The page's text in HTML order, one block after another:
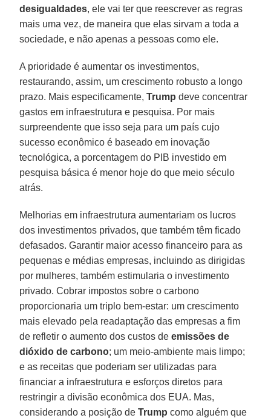
desigualdades, ele vai ter que reescrever as regras
mais uma vez, de maneira que elas sirvam a toda a
sociedade, e não apenas a pessoas como ele.
A prioridade é aumentar os investimentos,
restaurando, assim, um crescimento robusto a longo
prazo. Mais especificamente,Trump deve concentrar
gastos em infraestrutura e pesquisa. Por mais
surpreendente que isso seja para um país cujo
sucesso econômico é baseado em inovação
tecnológica, a porcentagem do PIB investido em
pesquisa básica é menor hoje do que meio século
atrás.
Melhorias em infraestrutura aumentariam os lucros
dos investimentos privados, que também têm ficado
defasados. Garantir maior acesso financeiro para as
pequenas e médias empresas, incluindo as dirigidas
por mulheres, também estimularia o investimento
privado. Cobrar impostos sobre o carbono
proporcionaria um triplo bem-estar: um crescimento
mais elevado pela readaptação das empresas a fim
de refletir o aumento dos custos deemissões de
dióxido de carbono; um meio-ambiente mais limpo;
e as receitas que poderiam ser utilizadas para
financiar a infraestrutura e esforços diretos para
restringir a divisão econômica dos EUA. Mas,
considerando a posição deTrump como alguém que